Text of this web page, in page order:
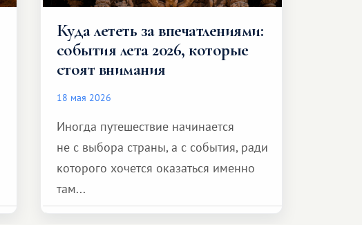
Куда лететь за впечатлениями:
события лета 2026, которые
стоят внимания
18 мая 2026
Иногда путешествие начинается
не с выбора страны, а с события, ради
которого хочется оказаться именно
там...